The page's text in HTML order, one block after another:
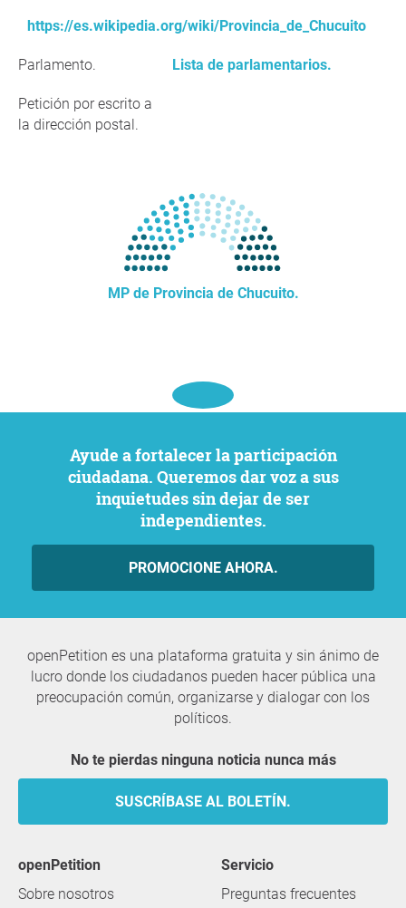
https://es.wikipedia.org/wiki/Provincia_de_Chucuito
Parlamento. Lista de parlamentarios.
Petición por escrito a
la dirección postal.
MP de Provincia de Chucuito.
Ayude a fortalecer la participación
ciudadana. Queremos dar voz a sus
inquietudes sin dejar de ser
independientes.
PROMOCIONE AHORA.
openPetition es una plataforma gratuita y sin ánimo de
lucro donde los ciudadanos pueden hacer pública una
preocupación común, organizarse y dialogar con los
políticos.
No te pierdas ninguna noticia nunca más
SUSCRÍBASE AL BOLETÍN.
openPetition
Sobre nosotros
servicio
Preguntas frecuentes